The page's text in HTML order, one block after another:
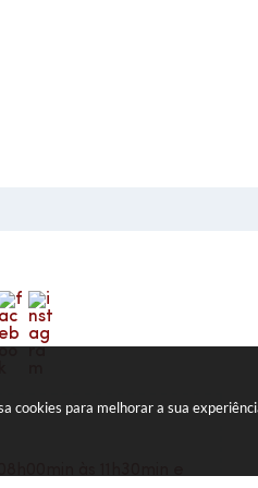
cookies para melhorar a sua